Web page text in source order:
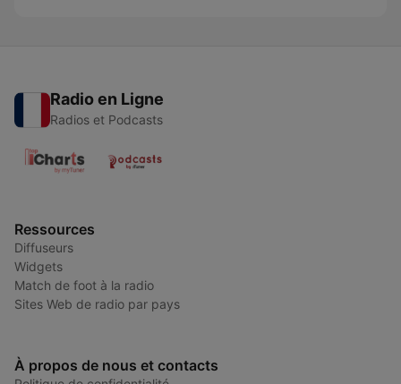
Radio en Ligne
Radios et Podcasts
Ressources
Diffuseurs
Widgets
Match de foot à la radio
Sites Web de radio par pays
À propos de nous et contacts